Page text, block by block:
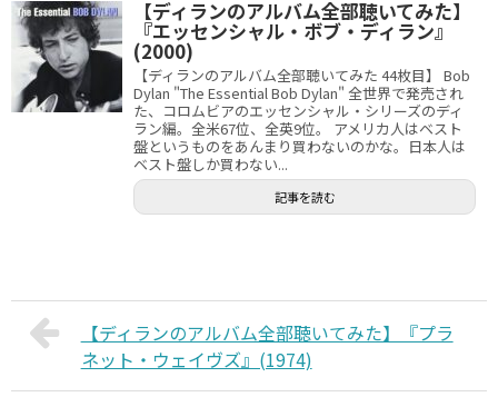
【ディランのアルバム全部聴いてみた】
『エッセンシャル・ボブ・ディラン』
(2000)
【ディランのアルバム全部聴いてみた 44枚目】 Bob
Dylan "The Essential Bob Dylan" 全世界で発売され
た、コロムビアのエッセンシャル・シリーズのディ
ラン編。全米67位、全英9位。 アメリカ人はベスト
盤というものをあんまり買わないのかな。日本人は
ベスト盤しか買わない...
記事を読む
【ディランのアルバム全部聴いてみた】『プラ
ネット・ウェイヴズ』(1974)